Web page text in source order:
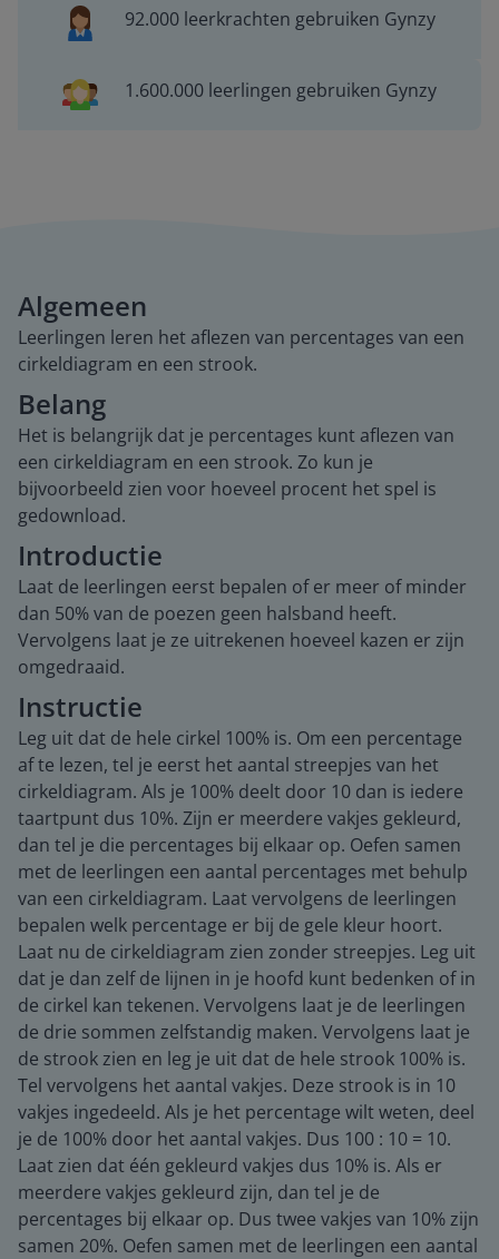
92.000 leerkrachten gebruiken Gynzy
1.600.000 leerlingen gebruiken Gynzy
Algemeen
Leerlingen leren het aflezen van percentages van een
cirkeldiagram en een strook.
Belang
Het is belangrijk dat je percentages kunt aflezen van
een cirkeldiagram en een strook. Zo kun je
bijvoorbeeld zien voor hoeveel procent het spel is
gedownload.
Introductie
Laat de leerlingen eerst bepalen of er meer of minder
dan 50% van de poezen geen halsband heeft.
Vervolgens laat je ze uitrekenen hoeveel kazen er zijn
omgedraaid.
Instructie
Leg uit dat de hele cirkel 100% is. Om een percentage
af te lezen, tel je eerst het aantal streepjes van het
cirkeldiagram. Als je 100% deelt door 10 dan is iedere
taartpunt dus 10%. Zijn er meerdere vakjes gekleurd,
dan tel je die percentages bij elkaar op. Oefen samen
met de leerlingen een aantal percentages met behulp
van een cirkeldiagram. Laat vervolgens de leerlingen
bepalen welk percentage er bij de gele kleur hoort.
Laat nu de cirkeldiagram zien zonder streepjes. Leg uit
dat je dan zelf de lijnen in je hoofd kunt bedenken of in
de cirkel kan tekenen. Vervolgens laat je de leerlingen
de drie sommen zelfstandig maken. Vervolgens laat je
de strook zien en leg je uit dat de hele strook 100% is.
Tel vervolgens het aantal vakjes. Deze strook is in 10
vakjes ingedeeld. Als je het percentage wilt weten, deel
je de 100% door het aantal vakjes. Dus 100 : 10 = 10.
Laat zien dat één gekleurd vakjes dus 10% is. Als er
meerdere vakjes gekleurd zijn, dan tel je de
percentages bij elkaar op. Dus twee vakjes van 10% zijn
samen 20%. Oefen samen met de leerlingen een aantal